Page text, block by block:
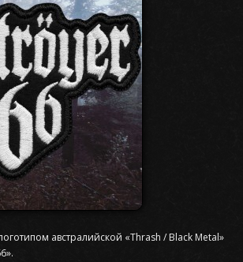
австралийской «Thrash / Black Metal»